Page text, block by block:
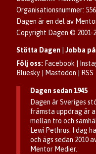
Dagens arkiv
Organisationsnummer:
Dagen är en del av
Copyright Dagen © 2001-
Stötta Dagen |Jobba
Följ oss: Facebook |
Bluesky | Mastodon | RSS
Dagen sedan 1945
Dagen är Sveriges
främsta uppdrag är
mellan tro och
Lewi Pethrus. I dag
och ägs sedan 2010
Mentor Medier.